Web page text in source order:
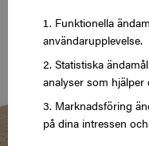
Funktionella
användarupplevelse.
Statistiska
analyser som
Marknadsföring
på dina intressen